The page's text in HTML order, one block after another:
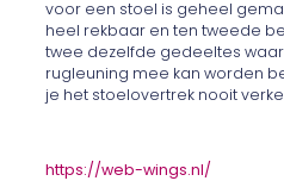
voor een stoel is geheel
heel rekbaar en ten tweede
twee dezelfde gedeeltes
rugleuning mee kan worden
je het stoelovertrek nooit
https://web-wings.nl/